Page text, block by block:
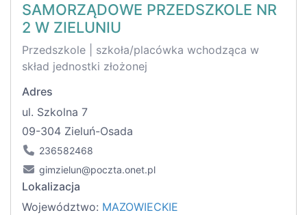
SAMORZĄDOWE PRZEDSZKOLE NR
2 W ZIELUNIU
Przedszkole | szkoła/placówka wchodząca w
skład jednostki złożonej
Adres
ul. Szkolna 7
09-304 Zieluń-Osada
236582468
gimzielun@poczta.onet.pl
Lokalizacja
Województwo: MAZOWIECKIE